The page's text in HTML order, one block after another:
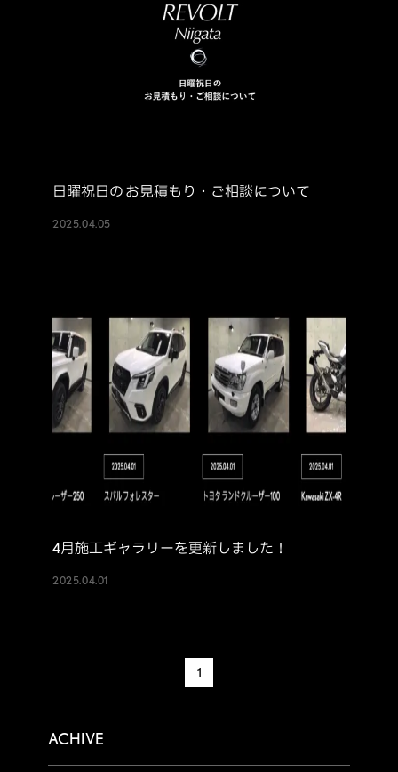
日曜祝日の お見積もり・ご相談について
2025.04.05
4月施工ギャラリーを更新しました！
2025.04.01
1
ACHIVE